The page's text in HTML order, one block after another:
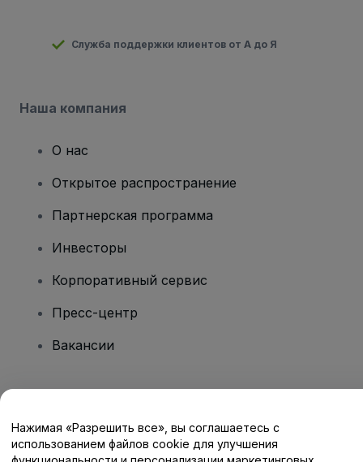
Служба поддержки клиентов от А до Я
Наша компания
О нас
Открытое распространение
Партнерская программа
Инвесторы
Корпоративный сервис
Пресс-центр
Вакансии
Центр помощи / Свяжитесь с нами
Нажимая «Разрешить все», вы соглашаетесь с
использованием файлов cookie для улучшения